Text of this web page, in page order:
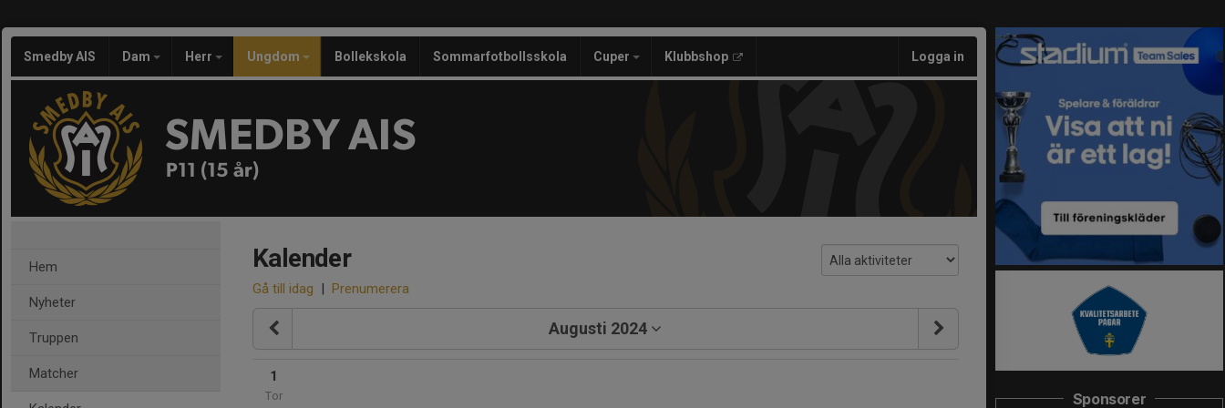
Smedby AIS Dam Herr Ungdom Bollekskola Sommarfotbollsskola Cuper Klubbshop Logga in
SMEDBY AIS
P11 (15 år)
Hem
Nyheter
Truppen
Matcher
Kalender
Gå till idag | Prenumerera
Augusti 2024
1
Tor Sponsorer